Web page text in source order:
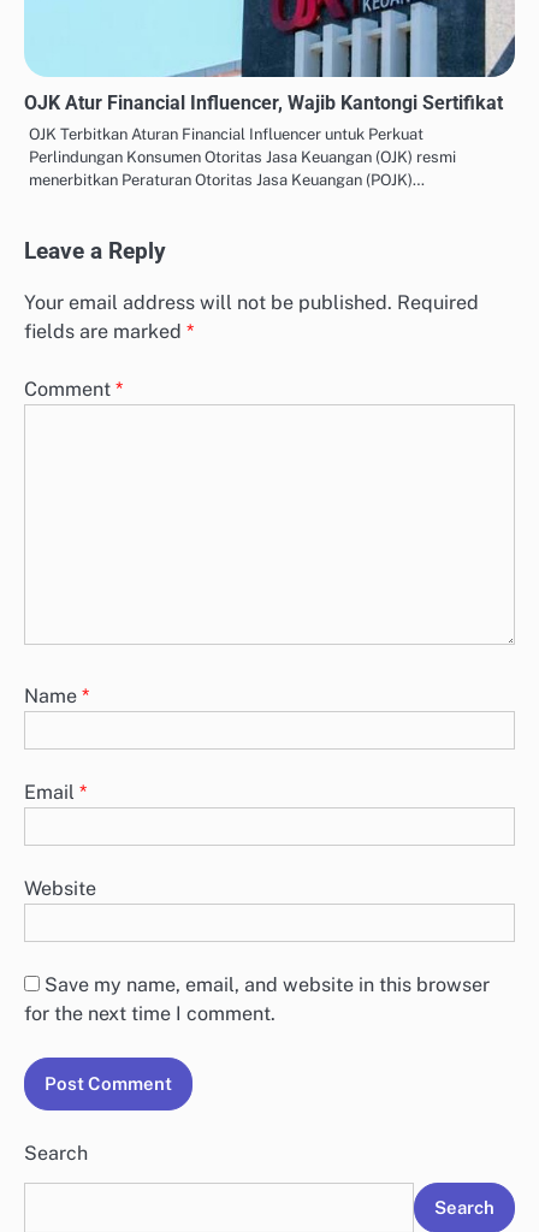
OJK Atur Financial Influencer, Wajib Kantongi Sertifikat
OJK Terbitkan Aturan Financial Influencer untuk Perkuat
Perlindungan Konsumen Otoritas Jasa Keuangan (OJK) resmi
menerbitkan Peraturan Otoritas Jasa Keuangan (POJK)…
Leave a Reply
Your email address will not be published. Required
fields are marked *
Comment *
Name *
Email *
Website
Save my name, email, and website in this browser
for the next time I comment.
Search
Search